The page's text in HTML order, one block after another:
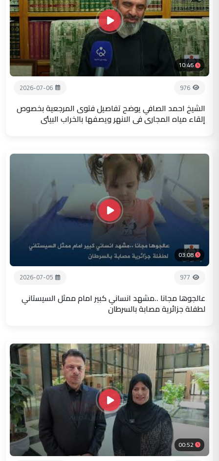
10:46
976
2026-07-06
الشيخ احمد الصافي يوضح تفاصيل فتوى المرجعية بخصوص
إلقاء مياه المجاري في الانهر ويصفها بالخراب البيئي
03:08
977
2026-07-05
عالجوها مجانا ..مشهد انساني كبير امام ممثل السيستاني
لطفلة جزائرية مصابة بالسرطان
00:52